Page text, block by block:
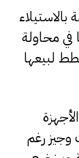
في محاولة
لبيعها
وجيز رغم